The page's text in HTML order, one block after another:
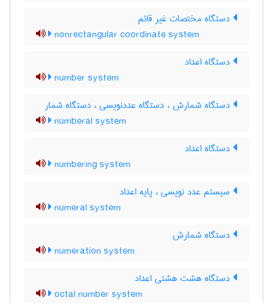
دستگاه مختصات غیر قائم
nonrectangular coordinate system
دستگاه اعداد
number system
دستگاه شمارش ، دستگاه عددنویسی ، دستگاه شمار
numberal system
دستگاه اعداد
numbering system
سیستم عدد نویسی ، پایه اعداد
numeral system
دستگاه شمارش
numeration system
دستگاه هشت هشتی اعداد
octal number system